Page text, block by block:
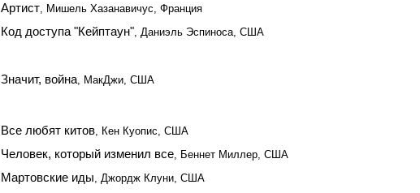
Артист, Мишель Хазанавичус, Франция
Код доступа "Кейптаун", Даниэль Эспиноса, США
Значит, война, МакДжи, США
Все любят китов, Кен Куопис, США
Человек, который изменил все, Беннет Миллер, США
Мартовские иды, Джордж Клуни, США